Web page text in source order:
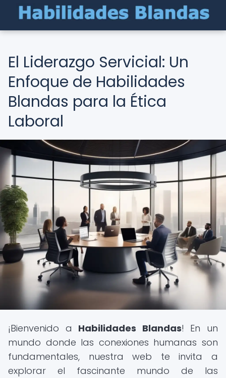
El Liderazgo Servicial: Un
Enfoque de Habilidades
Blandas para la Ética
Laboral
¡Bienvenido a Habilidades Blandas! En un
mundo donde las conexiones humanas son
fundamentales, nuestra web te invita a
explorar el fascinante mundo de las